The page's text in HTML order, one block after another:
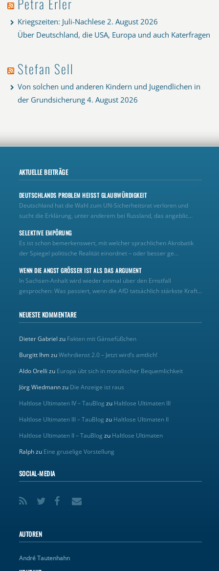
Kriegszeiten: Juli-Nachlese 2. August 2026
Über Deutschland, die USA, Europa und auch Katerfragen
Stefan Sell
Von solchen und anderen Kindern und Jugendlichen in
der Grundsicherung 4. August 2026
AKTUELLE BEITRÄGE
DEUTSCHLANDS PROBLEM HEISST GLAUBWÜRDIGKEIT
Deutschland hat die Wahl zum UN‑Sicherheitsrat verloren und
sucht die Erklärung, unter anderem bei Russland, das angeblic...
SELEKTIVE EMPÖRUNG
Es ist schon bemerkenswert, mit welcher sprachlichen Akrobatik
der Spiegel politische Realität einordnet – oder besser ge...
WENN DIE ANGST GRÖSSER IST ALS DAS ARGUMENT
In Sachsen-Anhalt wird wieder einmal über den Ernstfall
gesprochen: Was passiert, wenn die AfD tatsächlich stärkste Kraft...
NEUESTE KOMMENTARE
Dieter Gabriel zu Fakten mit Gänsefüßchen
Burgitt IhmzuWehrdienst 2.0 – Jetzt wird’s amtlich!
Aldo Orelli zu Europa übt sich in moralischer Bequemlichkeit
Jörg Wiedmannzu Die Anzeige ist raus
Haltlose Ultimaten IV – TauBlog zu Haltlose Ultimaten III
Haltlose Ultimaten III – TauBlog zu Haltlose Ultimaten II
Haltlose Ultimaten II – TauBlog zu Haltlose Ultimaten
Ralphzu Eine gruselige Vorstellung
SOCIAL-MEDIA
AUTOREN
André Tautenhahn